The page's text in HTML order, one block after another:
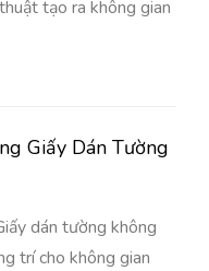
tạo ra không gian
Giấy Dán Tường
dán tường không
trí cho không gian